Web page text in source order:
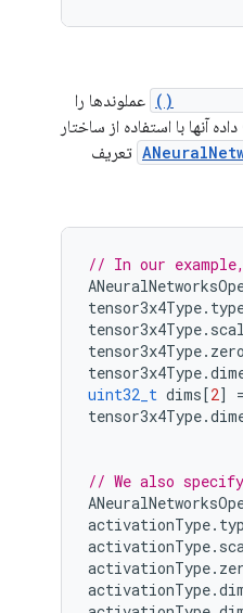
عملوندها را
آنها با استفاده از ساختار
تعریف
// In our
tensor3x4Type.
tensor3x4Type.
tensor3x4Type.
tensor3x4Type.
uint32_t dims[2] =
tensor3x4Type.
// We also
activationType.
activationType.
activationType.
activationType.